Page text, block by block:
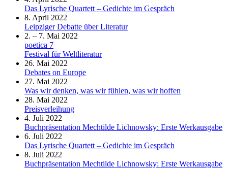
Das Lyrische Quartett – Gedichte im Gespräch
8. April 2022
Leipziger Debatte über Literatur
2. – 7. Mai 2022
poetica 7
Festival für Weltliteratur
26. Mai 2022
Debates on Europe
27. Mai 2022
Was wir denken, was wir fühlen, was wir hoffen
28. Mai 2022
Preisverleihung
4. Juli 2022
Buchpräsentation Mechtilde Lichnowsky: Erste Werkausgabe
6. Juli 2022
Das Lyrische Quartett – Gedichte im Gespräch
8. Juli 2022
Buchpräsentation Mechtilde Lichnowsky: Erste Werkausgabe